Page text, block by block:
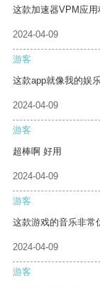
这款加速器VPM应用
2024-04-09
游客
这款app就像我的娱
2024-04-09
游客
超棒啊 好用
2024-04-09
游客
这款游戏的音乐非常
2024-04-09
游客